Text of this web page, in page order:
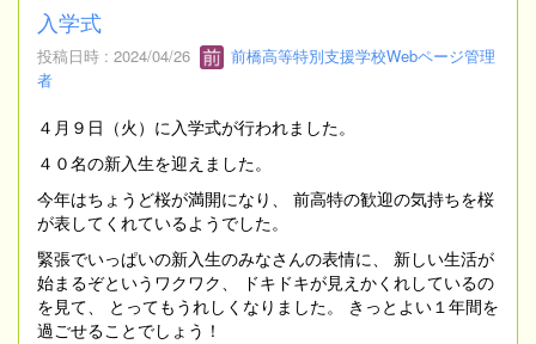
入学式
投稿日時 : 2024/04/26
前橋高等特別支援学校Webページ管理
者
４月９日（火）に入学式が行われました。
４０名の新入生を迎えました。
今年はちょうど桜が満開になり、 前高特の歓迎の気持ちを桜
が表してくれているようでした。
緊張でいっぱいの新入生のみなさんの表情に、 新しい生活が
始まるぞというワクワク、 ドキドキが見えかくれしているの
を見て、 とってもうれしくなりました。 きっとよい１年間を
過ごせることでしょう！